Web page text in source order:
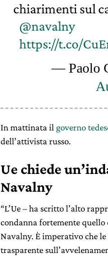
chiarimenti sul
@navalny
https://t.co/
— Paolo
In mattinata il governo
dell’attivista russo.
Ue chiede
Navalny
“L’Ue – ha scritto l’alto
condanna fortemente
Navalny. È imperativo che
trasparente